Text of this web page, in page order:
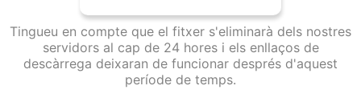
Tingueu en compte que el fitxer s'eliminarà dels nostres
servidors al cap de 24 hores i els enllaços de
descàrrega deixaran de funcionar després d'aquest
període de temps.